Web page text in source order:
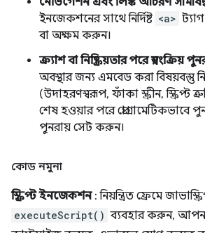
ইনজেকশনের সাথে নির্দিষ্ট <a>
বা অক্ষম করুন।
ক্র্যাশ বা নিষ্ক্রিয়তার পরে স্বয়ংক্রিয়
অবস্থার জন্য এমবেড করা বিষয়বস্তু
(উদাহরণস্বরূপ, ফাঁকা স্ক্রীন, স্ক্রিপ্ট
শেষ হওয়ার পরে
পুনরায় সেট করুন।
কোড নমুনা
স্ক্রিপ্ট ইনজেকশন: নিয়ন্ত্রিত ফ্রেমে
executeScript() ব্যবহার করুন,